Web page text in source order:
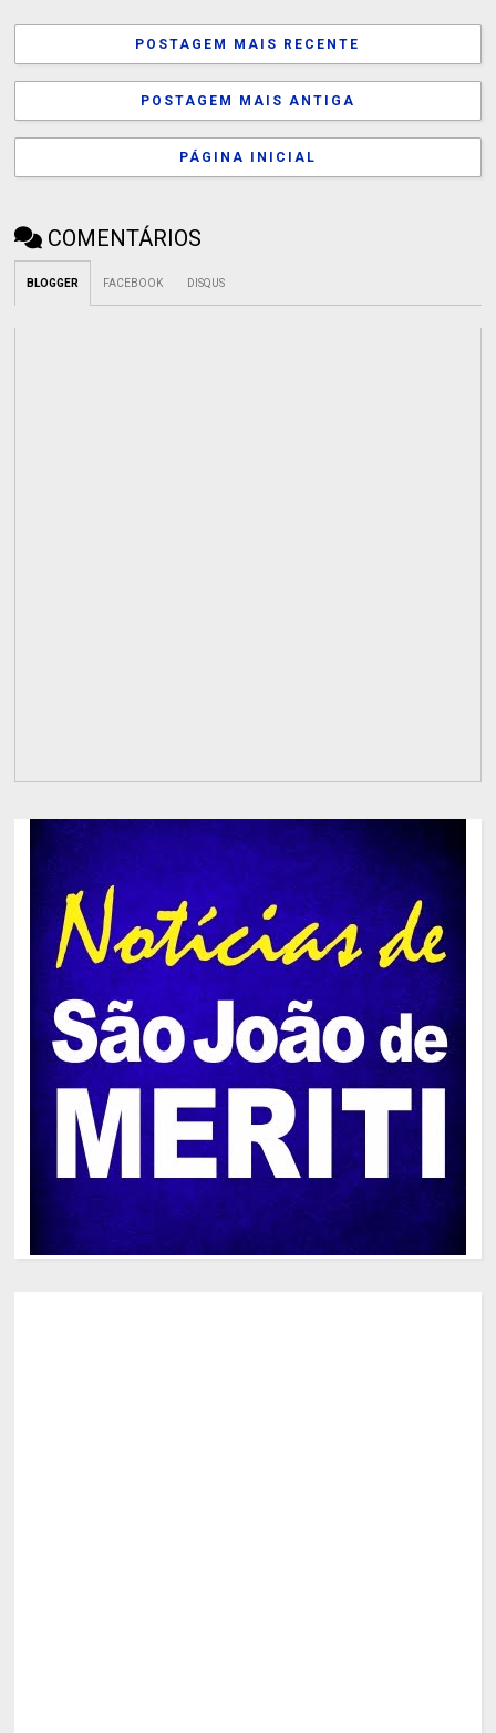
POSTAGEM MAIS RECENTE
POSTAGEM MAIS ANTIGA
PÁGINA INICIAL
COMENTÁRIOS
BLOGGER FACEBOOK DISQUS